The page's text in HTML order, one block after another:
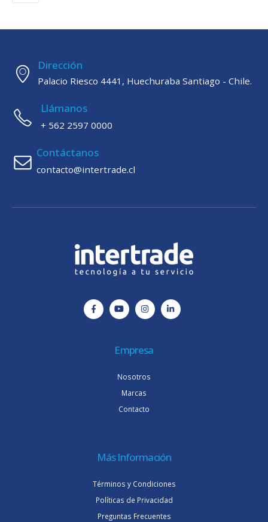
Dirección
Palacio Riesco 4441, Huechuraba Santiago - Chile.
Llámanos
+ 562 2597 0000
Contáctanos
contacto@intertrade.cl
Empresa
Nosotros
Marcas
Contacto
Más Información
Términos y Condiciones
Políticas de Privacidad
Preguntas Frecuentes